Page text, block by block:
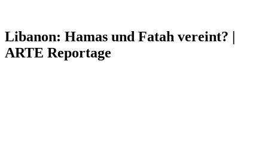
Libanon: Hamas und Fatah vereint? |
ARTE Reportage